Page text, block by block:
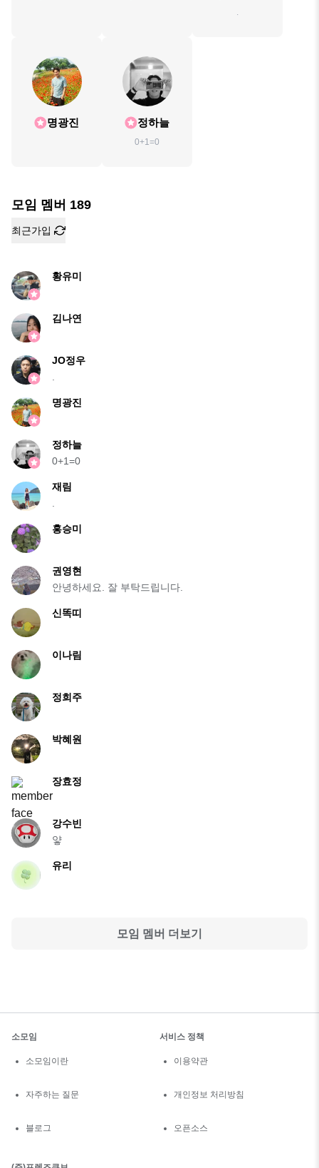
.
명광진 정하늘
0+1=0
모임 멤버 189
최근가입
황유미
김나연
JO정우
.
명광진
정하늘
0+1=0
재림
.
홍승미
권영현
안녕하세요. 잘 부탁드립니다.
신똑띠
이나림
정희주
박혜원
장효정
강수빈
얗
유리
모임 멤버 더보기
소모임
소모임이란
자주하는 질문
블로그
서비스 정책
이용약관
개인정보 처리방침
오픈소스